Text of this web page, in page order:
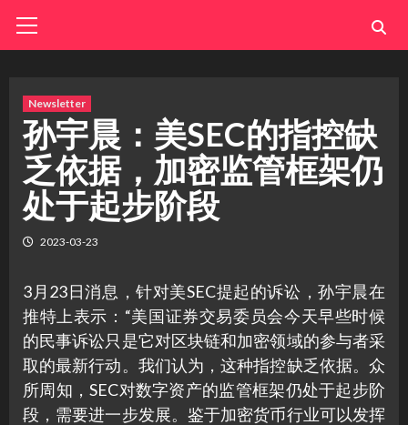
Menu
Newsletter
孙宇晨：美SEC的指控缺
乏依据，加密监管框架仍
处于起步阶段
2023-03-23
3月23日消息，针对美SEC提起的诉讼，孙宇晨在
推特上表示：“美国证券交易委员会今天早些时候
的民事诉讼只是它对区块链和加密领域的参与者采
取的最新行动。我们认为，这种指控缺乏依据。众
所周知，SEC对数字资产的监管框架仍处于起步阶
段，需要进一步发展。鉴于加密货币行业可以发挥